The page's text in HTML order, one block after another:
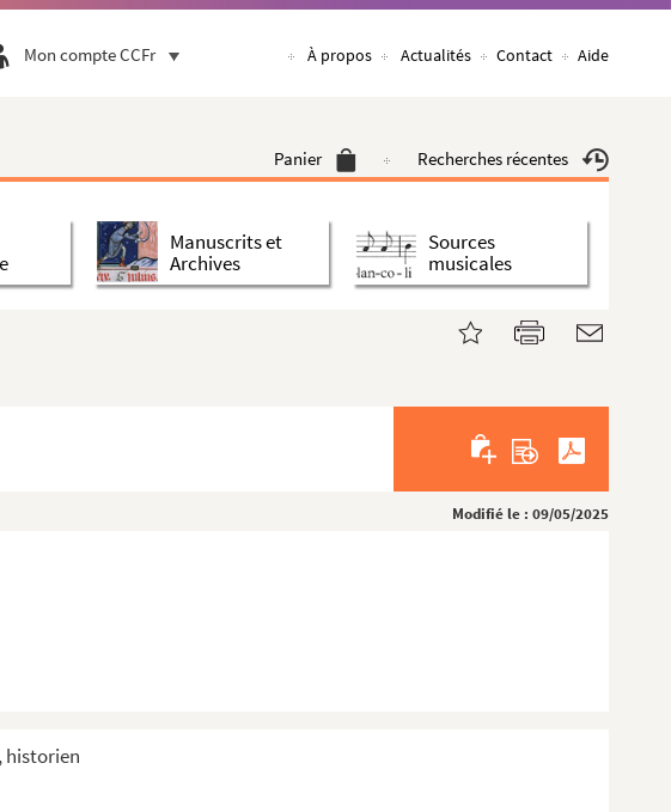
Mon compte CCFr À propos Actualités Contact Aide
Panier Recherches récentes
Manuscrits et
Archives
Sources
musicales
Modifié le : 09/05/2025
historien